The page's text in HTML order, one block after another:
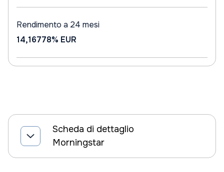
Rendimento a 24 mesi
14,16778% EUR
Scheda di dettaglio
Morningstar